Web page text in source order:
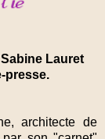
Lauret
presse.
architecte de